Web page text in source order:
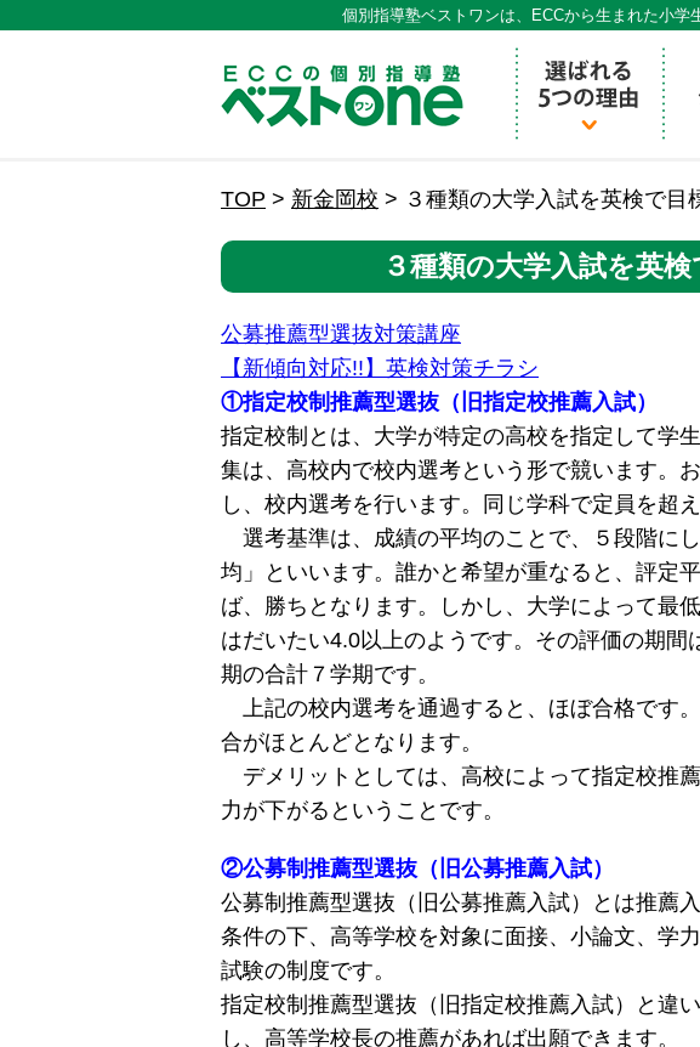
個別指導塾ベストワンは、ECCから生まれた小
ECCの個別指導ECCベ
TOP > 新金岡校 > ３種類の大学入試を英検で目
３種類の大学入試を英検
公募推薦型選抜対策講座
【新傾向対応!!】英検対策チラシ
①指定校制推薦型選抜（旧指定校推薦入試）
指定校制とは、大学が特定の高校を指定して学
集は、高校内で校内選考という形で競います。
し、校内選考を行います。同じ学科で定員を超
選考基準は、成績の平均のことで、５段階に
均」といいます。誰かと希望が重なると、評定
ば、勝ちとなります。しかし、大学によって最
はだいたい4.0以上のようです。その評価の期間
期の合計７学期です。
上記の校内選考を通過すると、ほぼ合格です
合がほとんどとなります。
デメリットとしては、高校によって指定校推
力が下がるということです。
②公募制推薦型選抜（旧公募推薦入試）
公募制推薦型選抜（旧公募推薦入試）とは推薦
条件の下、高等学校を対象に面接、小論文、学
試験の制度です。
指定校制推薦型選抜（旧指定校推薦入試）と違
し、高等学校長の推薦があれば出願できます。